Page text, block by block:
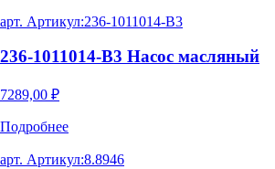
арт. Артикул:236-1011014-В3
236-1011014-В3 Насос масляный
7289,00 ₽
Подробнее
арт. Артикул:8.8946